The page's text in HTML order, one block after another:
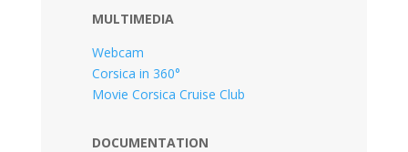
MULTIMEDIA
Webcam
Corsica in 360°
Movie Corsica Cruise Club
DOCUMENTATION